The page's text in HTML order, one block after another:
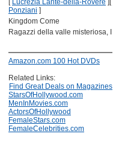
[ Lucrezia Lante-della-Rovere ] [
Ponziani ]
Kingdom Come
Ragazzi della valle misteriosa, I
Amazon.com 100 Hot DVDs
Related Links:
Find Great Deals on Magazines
StarsOfHollywood.com
MenInMovies.com
ActorsOfHollywood
FemaleStars.com
FemaleCelebrities.com